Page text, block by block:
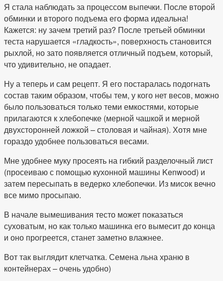
Я стала наблюдать за процессом выпечки. После второй
обминки и второго подъема его форма идеальна!
Кажется: ну зачем третий раз? После третьей обминки
теста нарушается «гладкость», поверхность становится
рыхлой, но зато появляется отличный подъем, который,
что удивительно, не опадает.
Ну а теперь и сам рецепт. Я его постаралась подогнать
состав таким образом, чтобы тем, у кого нет весов, можно
было пользоваться только теми емкостями, которые
прилагаются к хлебопечке (мерной чашкой и мерной
двухсторонней ложкой – столовая и чайная). Хотя мне
гораздо удобнее пользоваться весами.
Мне удобнее муку просеять на гибкий разделочный лист
(просеиваю с помощью кухонной машины Kenwood) и
затем пересыпать в ведерко хлебопечки. Из мисок вечно
все мимо просыпаю.
В начале вымешивания тесто может показаться
суховатым, но как только машинка его вымесит до конца
и оно прогреется, станет заметно влажнее.
Вот так выглядит клетчатка. Семена льна храню в
контейнерах – очень удобно)